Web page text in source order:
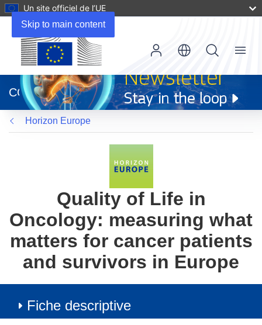
Skip to main content
Un site officiel de l’UE
dans
une
nouvelle
fenêtre)
CORDIS
Menu
Horizon Europe
Quality of Life in
Oncology: measuring what
matters for cancer patients
and survivors in Europe
Fiche descriptive